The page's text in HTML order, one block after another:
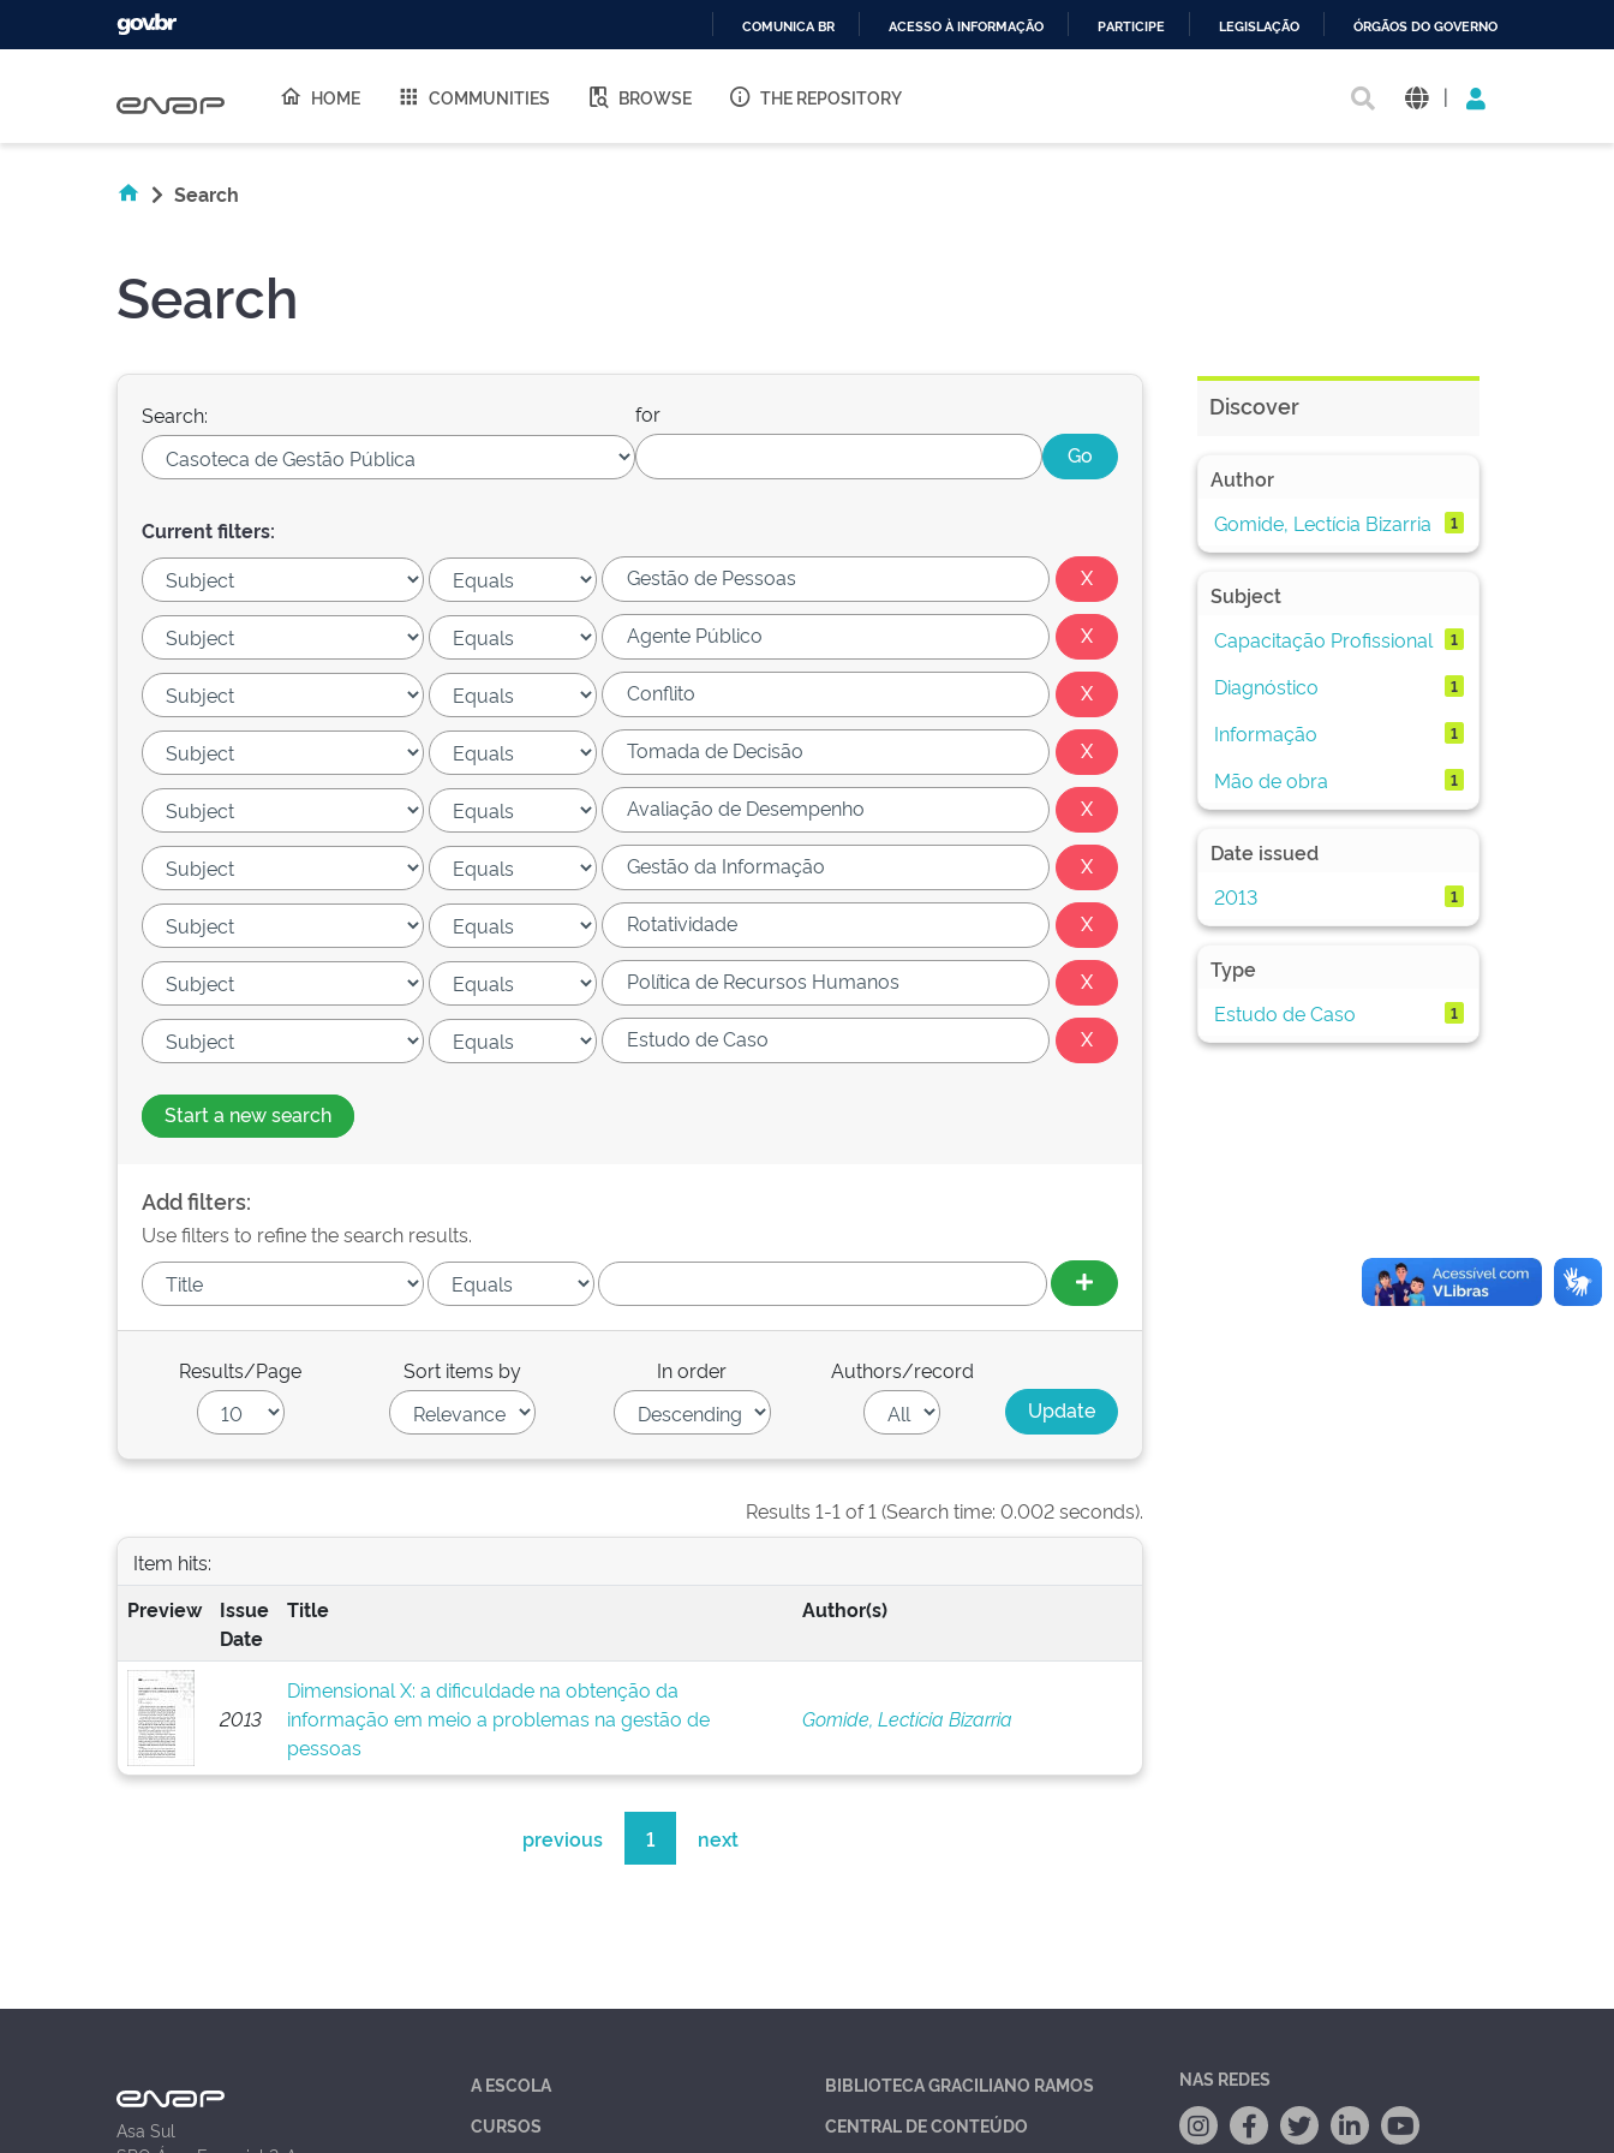
O
COMUNICA BR ACESSO À INFORMAÇÃO PARTICIPE LEGISLAÇÃO ÓRGÃOS DO GOVERNO
HOME COMMUNITIES BROWSE THE REPOSITORY |
Search
Search
Search: for
Current filters:
Start a new search
Add filters:
Use filters to refine the search results.
Results/Page Sort items by In order Authors/record
Results 1-1 of 1 (Search time: 0.002 seconds).
Item hits:
Preview
Issue
Date
Title Author(s)
2013
Dimensional X: a dificuldade na obtenção da
informação em meio a problemas na gestão de
pessoas
Gomide, Lectícia Bizarria
previous 1 next
Discover
Author
Gomide, Lectícia Bizarria
1
Subject
Capacitação Profissional
1
Diagnóstico 1
Informação 1
Mão de obra 1
Date issued
2013
1
Type
Estudo de Caso
1
Asa Sul
A ESCOLA
CURSOS
BIBLIOTECA GRACILIANO RAMOS
CENTRAL DE CONTEÚDO
NAS REDES